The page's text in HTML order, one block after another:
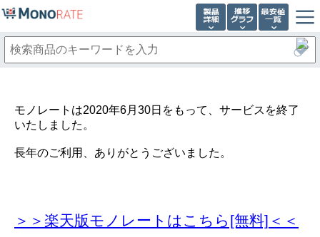
モノレートは2020年6月30日をもって、サービスを終了
いたしました。
長年のご利用、ありがとうございました。
＞＞楽天版モノレートはこちら[無料]＜＜